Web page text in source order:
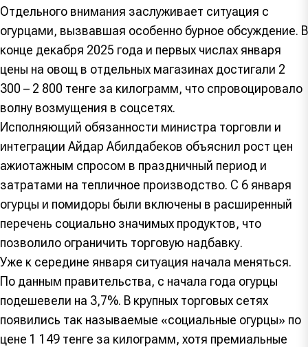
Отдельного внимания заслуживает ситуация с
огурцами, вызвавшая особенно бурное обсуждение. В
конце декабря 2025 года и первых числах января
цены на овощ в отдельных магазинах достигали 2
300 – 2 800 тенге за килограмм, что спровоцировало
волну возмущения в соцсетях.
Исполняющий обязанности министра торговли и
интеграции Айдар Абилдабеков объяснил рост цен
ажиотажным спросом в праздничный период и
затратами на тепличное производство. С 6 января
огурцы и помидоры были включены в расширенный
перечень социально значимых продуктов, что
позволило ограничить торговую надбавку.
Уже к середине января ситуация начала меняться.
По данным правительства, с начала года огурцы
подешевели на 3,7%. В крупных торговых сетях
появились так называемые «социальные огурцы» по
цене 1 149 тенге за килограмм, хотя премиальные